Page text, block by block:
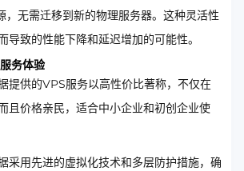
，无需迁移到新的物理服务器。这种灵活性
导致的性能下降和延迟增加的可能性。
务体验
提供的VPS服务以高性价比著称，不仅在
且价格亲民，适合中小企业和初创企业使
采用先进的虚拟化技术和多层防护措施，确